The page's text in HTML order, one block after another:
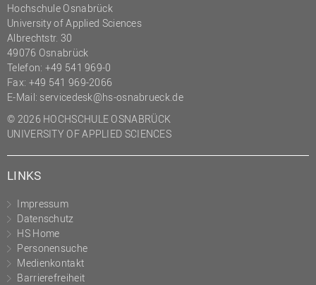
Hochschule Osnabrück
University of Applied Sciences
Albrechtstr. 30
49076 Osnabrück
Telefon: +49 541 969-0
Fax: +49 541 969-2066
E-Mail: servicedesk@hs-osnabrueck.de
© 2026 HOCHSCHULE OSNABRÜCK
UNIVERSITY OF APPLIED SCIENCES
LINKS
Impressum
Datenschutz
HS Home
Personensuche
Medienkontakt
Barrierefreiheit